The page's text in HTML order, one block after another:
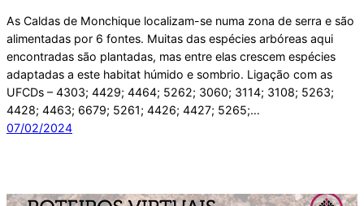
As Caldas de Monchique localizam-se numa zona de serra e são
alimentadas por 6 fontes. Muitas das espécies arbóreas aqui
encontradas são plantadas, mas entre elas crescem espécies
adaptadas a este habitat húmido e sombrio. Ligação com as
UFCDs – 4303; 4429; 4464; 5262; 3060; 3114; 3108; 5263;
4428; 4463; 6679; 5261; 4426; 4427; 5265;…
07/02/2024